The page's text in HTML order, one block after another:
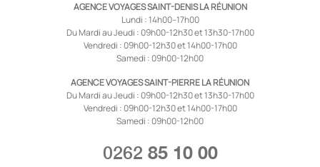
AGENCE VOYAGES SAINT-DENIS LA RÉUNION
Lundi : 14h00–17h00
Du Mardi au Jeudi : 09h00-12h30 et 13h30-17h00
Vendredi : 09h00-12h30 et 14h00-17h00
Samedi : 09h00-12h00
AGENCE VOYAGES SAINT-PIERRE LA RÉUNION
Du Mardi au Jeudi : 09h00-12h30 et 13h30-17h00
Vendredi : 09h00-12h30 et 14h00-17h00
Samedi : 09h00-12h00
0262 85 10 00